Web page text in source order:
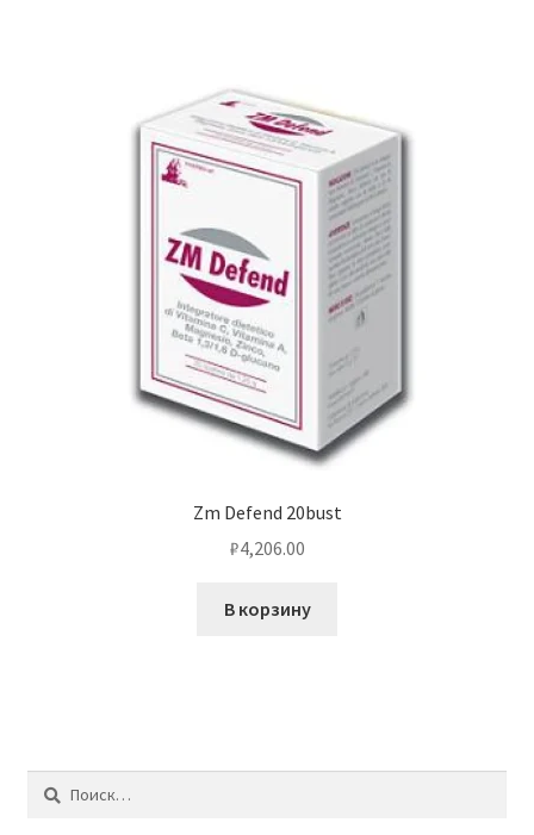
Zm Defend 20bust
₽4,206.00
В корзину
Найти: